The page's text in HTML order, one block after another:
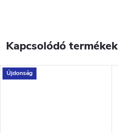
Kapcsolódó termékek
Újdonság